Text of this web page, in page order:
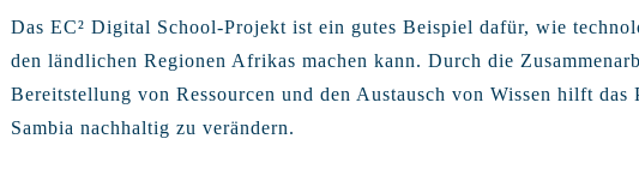
Das EC² Digital School-Projekt ist ein gutes Beispiel dafür, wie
den ländlichen Regionen Afrikas machen kann. Durch die
Bereitstellung von Ressourcen und den Austausch von Wissen hilft
Sambia nachhaltig zu verändern.